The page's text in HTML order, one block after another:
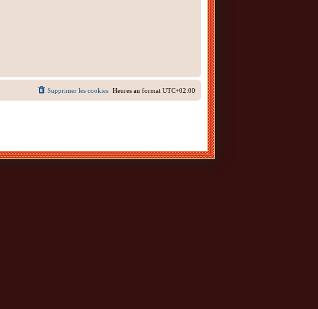
Heures au format UTC+02:00
Supprimer les cookies